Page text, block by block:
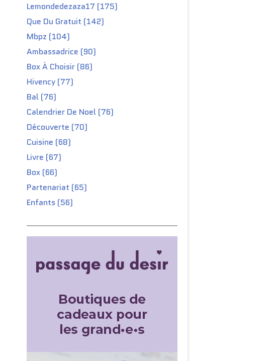
Lemondedezaza17 (175)
Que Du Gratuit (142)
Mbpz (104)
Ambassadrice (90)
Box À Choisir (86)
Hivency (77)
Bal (76)
Calendrier De Noel (76)
Découverte (70)
Cuisine (68)
Livre (67)
Box (66)
Partenariat (65)
Enfants (56)